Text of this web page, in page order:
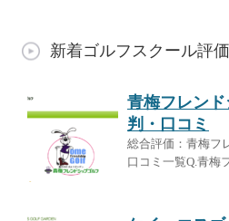
新着ゴルフスクール評
青梅フレン
判・口コミ
総合評価：青梅フ
口コミ一覧Q.青梅